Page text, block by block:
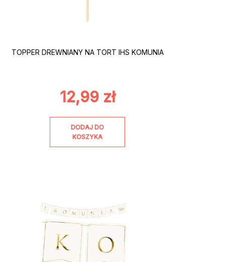
TOPPER DREWNIANY NA TORT IHS KOMUNIA
12,99 zł
DODAJ DO
KOSZYKA